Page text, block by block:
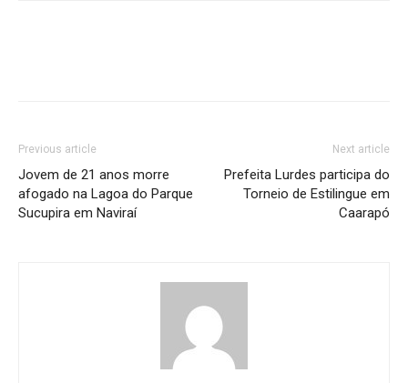
Previous article
Jovem de 21 anos morre
afogado na Lagoa do Parque
Sucupira em Naviraí
Next article
Prefeita Lurdes participa do
Torneio de Estilingue em
Caarapó